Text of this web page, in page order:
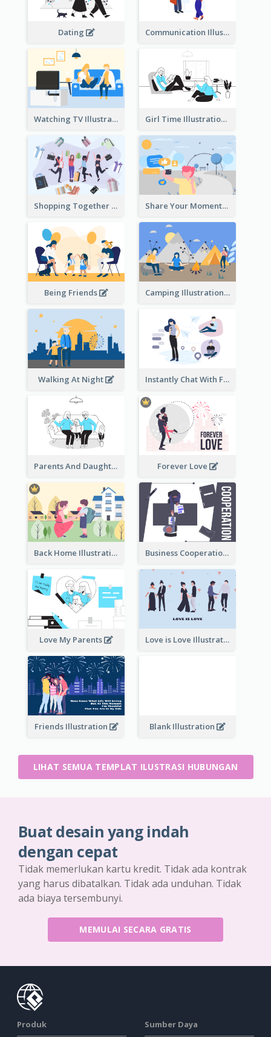
Dating Communication Illustration
Watching TV Illustration Girl Time Illustration
Shopping Together Illustration Share Your Moments To The World Illustration
Being Friends Camping Illustration
Walking At Night Instantly Chat With Friends Illustration
Parents And Daughter Forever Love
Back Home Illustration Business Cooperation
Love My Parents Love is Love Illustration
Friends Illustration Blank Illustration
LIHAT SEMUA TEMPLAT ILUSTRASI HUBUNGAN
Buat desain yang indah
dengan cepat
Tidak memerlukan kartu kredit. Tidak ada kontrak
yang harus dibatalkan. Tidak ada unduhan. Tidak
ada biaya tersembunyi.
MEMULAI SECARA GRATIS
Produk Sumber Daya